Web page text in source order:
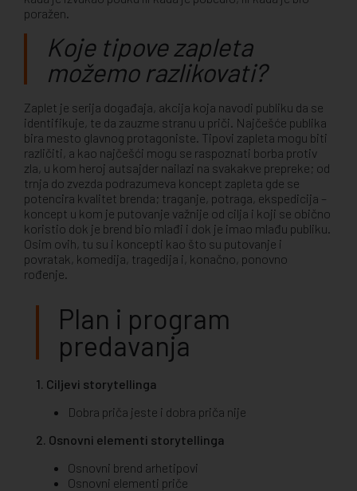
poražen.
Koje tipove zapleta
možemo razlikovati?
Zaplet je serija događaja, akcija koja navodi publiku da se
identifikuje, te da zauzme stranu u priči. Najčešće publika
bira mesto glavnog protagoniste. Tipovi zapleta mogu biti
različiti, a kao najčešći mogu se raspoznati borba protiv
zla, u kom heroj autsajder nailazi na svakakve prepreke; od
trnja do zvezda podrazumeva koncept zapleta gde se
potencira kvalitet brenda; traganje, potraga, ekspedicija –
koncept u kom je putovanje važnije od cilja i koji se obično
koristio dok je brend bio mlađi i dok je imao mlađu publiku.
Osim ovih, tu su i koncepti kao što su putovanje i
povratak, komedija, tragedija i, konačno, ponovno
rođenje.
Plan i program
predavanja
1. Ciljevi storytellinga
Dobra priča jeste i dobra priča nije
2. Osnovni elementi storytellinga
Osnovni brend arhetipovi
Osnovni elementi priče